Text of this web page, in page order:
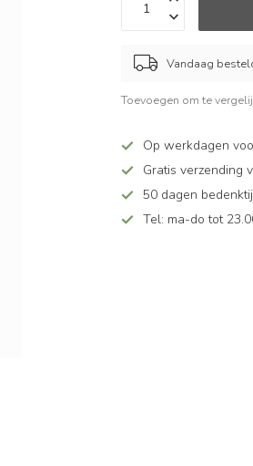
Vandaag
Toevoegen om te
Op werkdagen
Gratis verzending
50 dagen
Tel: ma-do tot